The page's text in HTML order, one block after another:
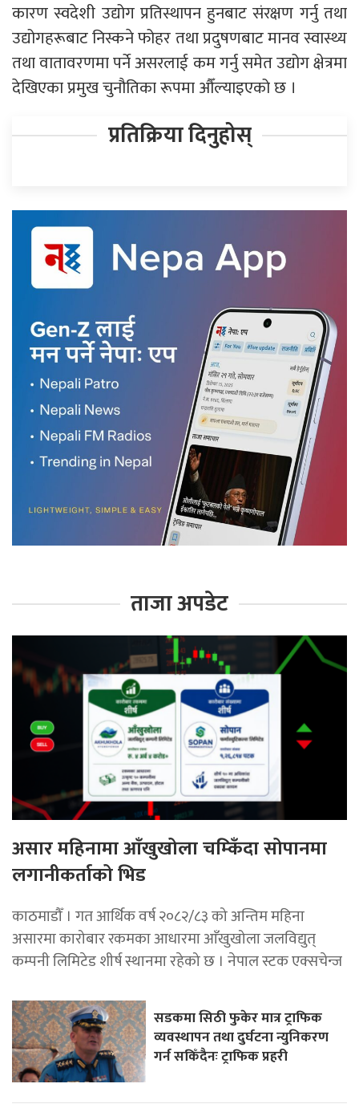
कारण स्वदेशी उद्योग प्रतिस्थापन हुनबाट संरक्षण गर्नु तथा
उद्योगहरूबाट निस्कने फोहर तथा प्रदुषणबाट मानव स्वास्थ्य
तथा वातावरणमा पर्ने असरलाई कम गर्नु समेत उद्योग क्षेत्रमा
देखिएका प्रमुख चुनौतिका रूपमा औँल्याइएको छ ।
प्रतिक्रिया दिनुहोस्
ताजा अपडेट
असार महिनामा आँखुखोला चम्किँदा सोपानमा
लगानीकर्ताको भिड
काठमाडौँ । गत आर्थिक वर्ष २०८२/८३ को अन्तिम महिना
असारमा कारोबार रकमका आधारमा आँखुखोला जलविद्युत्
कम्पनी लिमिटेड शीर्ष स्थानमा रहेको छ । नेपाल स्टक एक्सचेन्ज
सडकमा सिठी फुकेर मात्र ट्राफिक
व्यवस्थापन तथा दुर्घटना न्युनिकरण
गर्न सकिँदैनः ट्राफिक प्रहरी